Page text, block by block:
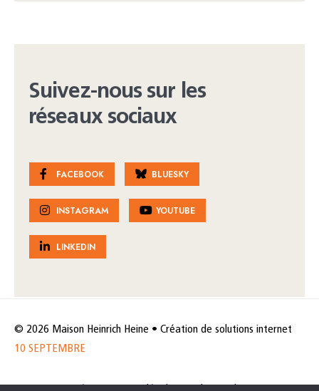
Suivez-nous sur les
réseaux sociaux
FACEBOOK BLUESKY
INSTAGRAM YOUTUBE
LINKEDIN
© 2026 Maison Heinrich Heine • Création de solutions internet
10 SEPTEMBRE